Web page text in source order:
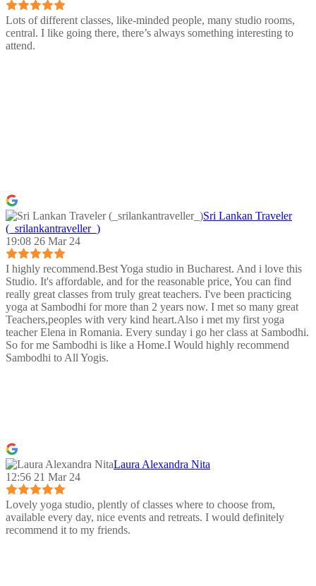
Lots of different classes, like-minded people, many studio rooms,
central. I like going there, there’s always something interesting to
attend.
Sri Lankan Traveler
(_srilankantraveller_)
19:08 26 Mar 24
I highly recommend.Best Yoga studio in Bucharest. And i love this
Studio. It's affordable, and for the reasonable price, You can find
really great classes from truly great teachers. I've been practicing
yoga at Sambodhi for more than 2 years now. I met so many great
Teachers,peoples with very kind heart.Also i met my first yoga
teacher Elena in Romania. Every sunday i go her class at Sambodhi.
So for me Sambodhi is like a Home.I Would highly recommend
Sambodhi to All Yogis.
Laura Alexandra Nita
12:56 21 Mar 24
Lovely yoga studio, plently of classes where to choose from,
available every day, nice events and retreats. I would definitely
recommend it to my friends.